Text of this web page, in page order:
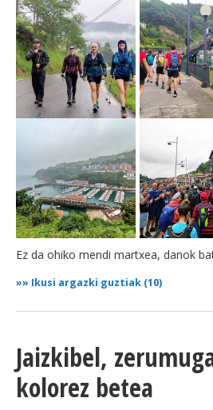
Ez da ohiko mendi martxea, danok
»» Ikusi argazki guztiak (10)
Jaizkibel,
kolorez betea